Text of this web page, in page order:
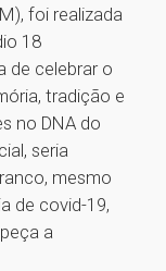
foi realizada
18
de celebrar o
tradição e
no DNA do
seria
mesmo
de covid-19,
a